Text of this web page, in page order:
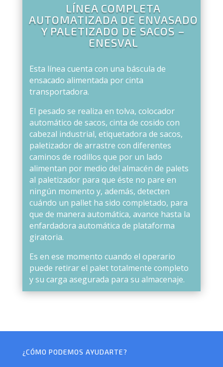
LÍNEA COMPLETA
AUTOMATIZADA DE ENVASADO
Y PALETIZADO DE SACOS –
ENESVAL
Esta línea cuenta con una báscula de
ensacado alimentada por cinta
transportadora.
El pesado se realiza en tolva, colocador
automático de sacos, cinta de cosido con
cabezal industrial, etiquetadora de sacos,
paletizador de arrastre con diferentes
caminos de rodillos que por un lado
alimentan por medio del almacén de palets
al paletizador para que éste no pare en
ningún momento y, además, detecten
cuándo un pallet ha sido completado, para
que de manera automática, avance hasta la
enfardadora automática de plataforma
giratoria.
Es en ese momento cuando el operario
puede retirar el palet totalmente completo
y su carga asegurada para su almacenaje.
¿CÓMO PODEMOS AYUDARTE?